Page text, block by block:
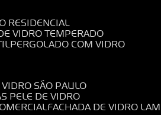
RESIDENCIAL
VIDRO TEMPERADO
PERGOLADO COM VIDRO
VIDRO SÃO PAULO
PELE DE VIDRO
FACHADA DE VIDRO